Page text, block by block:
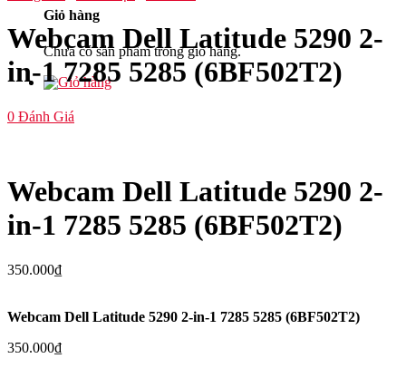
Giỏ hàng
Chưa có sản phẩm trong giỏ hàng.
Webcam Dell Latitude 5290 2-
in-1 7285 5285 (6BF502T2)
0 Đánh Giá
Webcam Dell Latitude 5290 2-
in-1 7285 5285 (6BF502T2)
350.000₫
Webcam Dell Latitude 5290 2-in-1 7285 5285 (6BF502T2)
350.000₫